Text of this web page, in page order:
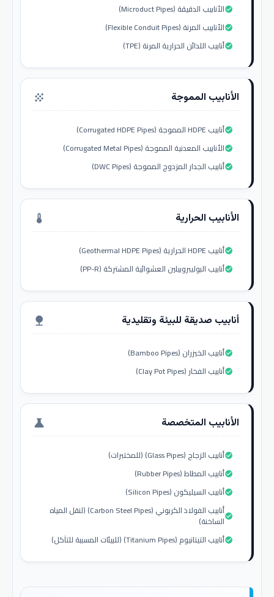
الأنابيب الدقيقة (Microduct Pipes)check_circle
الأنابيب المرنة (Flexible Conduit Pipes)check_circle
أنابيب اللدائن الحرارية المرنة (TPE)check_circle
الأنابيب المموجة grain
أنابيب HDPE المموجة (Corrugated HDPE Pipes)check_circle
الأنابيب المعدنية المموجة (Corrugated Metal Pipes)check_circle
أنابيب الجدار المزدوج المموجة (DWC Pipes)check_circle
الأنابيب الحرارية thermostat
أنابيب HDPE الحرارية (Geothermal HDPE Pipes)check_circle
أنابيب البوليبروبيلين العشوائية المشتركة (PP-R)check_circle
أنابيب صديقة للبيئة وتقليدية nature
أنابيب الخيزران (Bamboo Pipes)check_circle
أنابيب الفخار (Clay Pot Pipes)check_circle
الأنابيب المتخصصة science
أنابيب الزجاج (Glass Pipes) (للمختبرات)check_circle
أنابيب المطاط (Rubber Pipes)check_circle
أنابيب السيليكون (Silicon Pipes)check_circle
أنابيب الفولاذ الكربوني (Carbon Steel Pipes) (لنقل المياه
الساخنة)check_circle
أنابيب التيتانيوم (Titanium Pipes) (للبيئات المسببة للتآكل)check_circle